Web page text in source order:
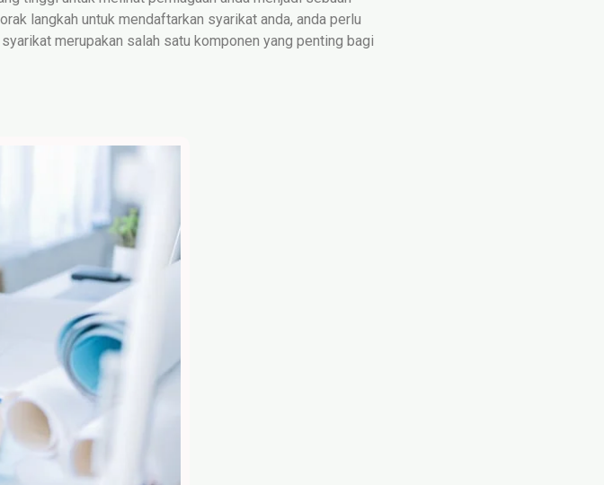
langkah untuk mendaftarkan syarikat anda, anda perlu
merupakan salah satu komponen yang penting bagi